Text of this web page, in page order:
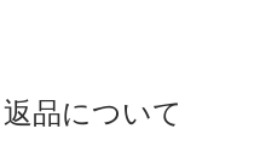
返品について